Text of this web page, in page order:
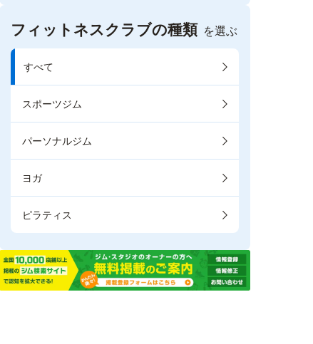
フィットネスクラブの種類 を選ぶ
すべて
スポーツジム
パーソナルジム
ヨガ
ピラティス